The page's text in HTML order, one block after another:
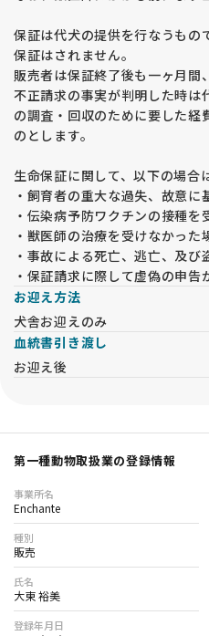
保証は代犬の提供を行なうもの
保証はされません。
販売者は保証終了後も一ヶ月間
不正請求の事実が判明した時は
の調査・回収のために要した経
のとします。
生命保証に関して、以下の場合
・飼育者の重大な過失、故意に
・伝染病予防ワクチンの接種を
・獣医師の治療を受けなかった
・事故による死亡、逃亡、及び
・保証請求に際して虚偽の申告
お迎え方法
犬舎お迎えのみ
血統書引き渡し
お迎え後
第一種動物取扱業の登録情報
事業所名
Enchante
種別
販売
氏名
大東 裕美
登録年月日